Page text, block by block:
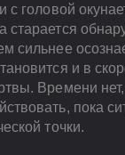
с головой
сильнее
и в
Времени
пока
точки.